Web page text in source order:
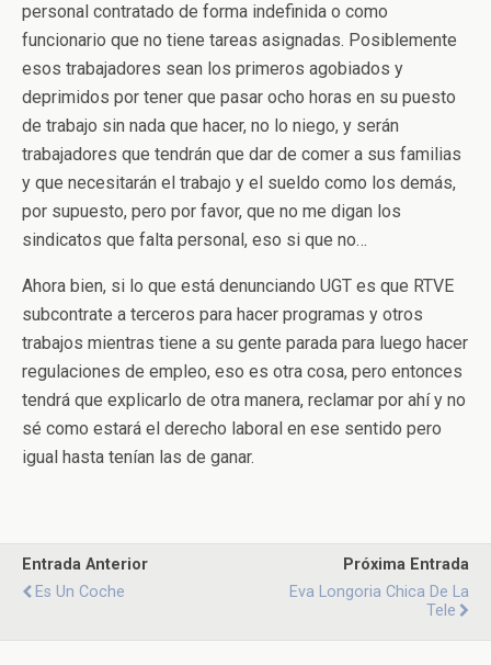
personal contratado de forma indefinida o como
funcionario que no tiene tareas asignadas. Posiblemente
esos trabajadores sean los primeros agobiados y
deprimidos por tener que pasar ocho horas en su puesto
de trabajo sin nada que hacer, no lo niego, y serán
trabajadores que tendrán que dar de comer a sus familias
y que necesitarán el trabajo y el sueldo como los demás,
por supuesto, pero por favor, que no me digan los
sindicatos que falta personal, eso si que no…
Ahora bien, si lo que está denunciando UGT es que RTVE
subcontrate a terceros para hacer programas y otros
trabajos mientras tiene a su gente parada para luego hacer
regulaciones de empleo, eso es otra cosa, pero entonces
tendrá que explicarlo de otra manera, reclamar por ahí y no
sé como estará el derecho laboral en ese sentido pero
igual hasta tenían las de ganar.
Entrada Anterior
Es Un Coche
Próxima Entrada
Eva Longoria Chica De La
Tele